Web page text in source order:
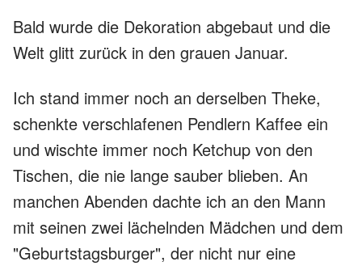
Bald wurde die Dekoration abgebaut und die
Welt glitt zurück in den grauen Januar.
Ich stand immer noch an derselben Theke,
schenkte verschlafenen Pendlern Kaffee ein
und wischte immer noch Ketchup von den
Tischen, die nie lange sauber blieben. An
manchen Abenden dachte ich an den Mann
mit seinen zwei lächelnden Mädchen und dem
"Geburtstagsburger", der nicht nur eine